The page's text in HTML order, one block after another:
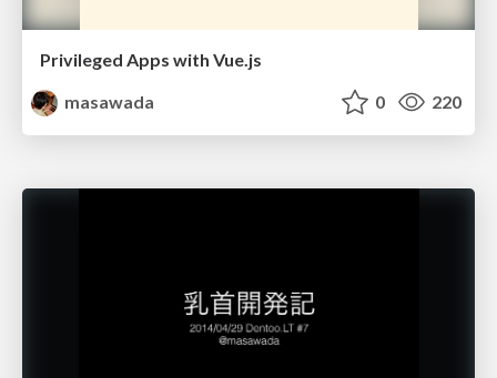
Privileged Apps with Vue.js
masawada
0 220